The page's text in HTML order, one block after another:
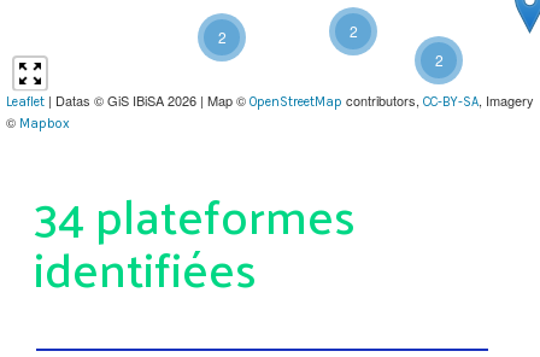
2
2 2
Leaflet | Datas © GiS IBiSA 2026 | Map © OpenStreetMap contributors, CC-BY-SA, Imagery
© Mapbox
34 plateformes
identifiées